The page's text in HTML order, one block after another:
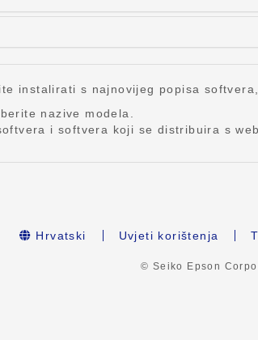
instalirati s najnovijeg popisa
nazive modela.
i softvera koji se distribuira s
Hrvatski Uvjeti korištenja
© Seiko Epson